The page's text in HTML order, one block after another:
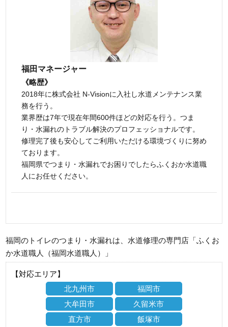
福田マネージャー
《略歴》
2018年に株式会社 N-Visionに入社し水道メンテナンス業
務を行う。
業界歴は7年で現在年間600件ほどの対応を行う。つま
り・水漏れのトラブル解決のプロフェッショナルです。
修理完了後も安心してご利用いただける環境づくりに努め
ております。
福岡県でつまり・水漏れでお困りでしたらふくおか水道職
人にお任せください。
福岡のトイレのつまり・水漏れは、水道修理の専門店「ふくお
か水道職人（福岡水道職人）」
【対応エリア】
北九州市
福岡市
大牟田市
久留米市
直方市
飯塚市